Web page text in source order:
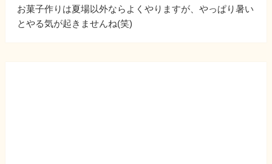
お菓子作りは夏場以外ならよくやりますが、やっぱり暑い
とやる気が起きませんね(笑)